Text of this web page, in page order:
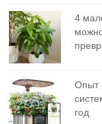
4
Опыт
год